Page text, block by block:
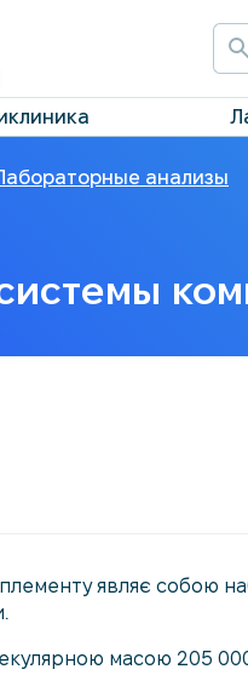
анализы
являє собою
масою 205 000